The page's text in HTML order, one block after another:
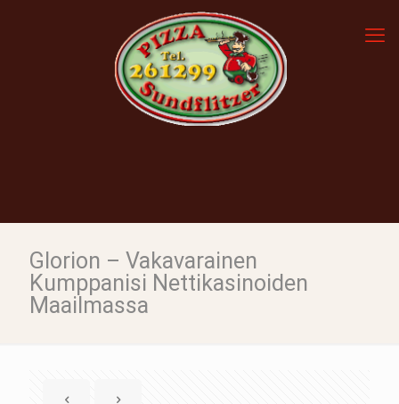
Glorion – Vakavarainen
Kumppanisi Nettikasinoiden
Maailmassa